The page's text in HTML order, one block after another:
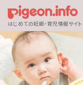
はじめての妊娠・育児情報サイト